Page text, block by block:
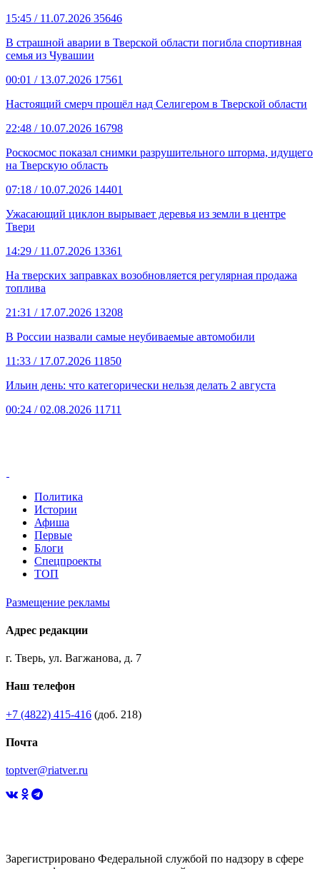
15:45 / 11.07.2026 35646
В страшной аварии в Тверской области погибла спортивная
семья из Чувашии
00:01 / 13.07.2026 17561
Настоящий смерч прошёл над Селигером в Тверской области
22:48 / 10.07.2026 16798
Роскосмос показал снимки разрушительного шторма, идущего
на Тверскую область
07:18 / 10.07.2026 14401
Ужасающий циклон вырывает деревья из земли в центре
Твери
14:29 / 11.07.2026 13361
На тверских заправках возобновляется регулярная продажа
топлива
21:31 / 17.07.2026 13208
В России назвали самые неубиваемые автомобили
11:33 / 17.07.2026 11850
Ильин день: что категорически нельзя делать 2 августа
00:24 / 02.08.2026 11711
Политика
Истории
Афиша
Первые
Блоги
Спецпроекты
ТОП
Размещение рекламы
Адрес редакции
г. Тверь, ул. Вагжанова, д. 7
Наш телефон
+7 (4822) 415-416 (доб. 218)
Почта
toptver@riatver.ru
Зарегистрировано Федеральной службой по надзору в сфере